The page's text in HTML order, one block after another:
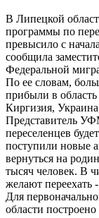
В Липецкой
программы по
превысило с
сообщила
Федеральной
По ее словам,
прибыли в область
Киргизия,
Представитель
переселенцев
поступили новые
вернуться на
тысяч человек. В
желают
Для
области